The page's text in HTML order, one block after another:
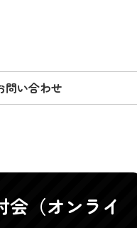
問い合わせ
（オンライ